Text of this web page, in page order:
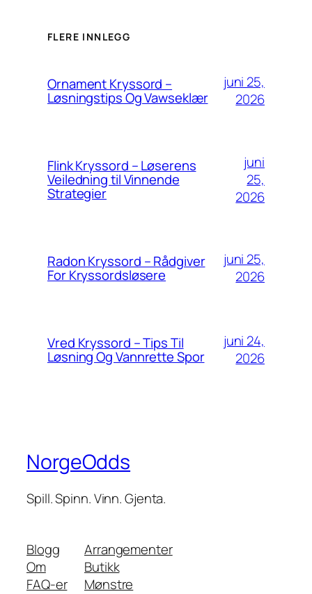
FLERE INNLEGG
Ornament Kryssord –
Løsningstips Og Vawseklær
juni 25,
2026
Flink Kryssord – Løserens
Veiledning til Vinnende
Strategier
juni
25,
2026
Radon Kryssord – Rådgiver
For Kryssordsløsere
juni 25,
2026
Vred Kryssord – Tips Til
Løsning Og Vannrette Spor
juni 24,
2026
NorgeOdds
Spill. Spinn. Vinn. Gjenta.
Blogg
Om
FAQ-er
Arrangementer
Butikk
Mønstre